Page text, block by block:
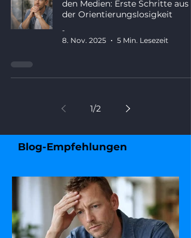
den Medien: Erste Schritte aus
der Orientierungslosigkeit
-
8. Nov. 2025
5 Min. Lesezeit
1/2
Blog-Empfehlungen